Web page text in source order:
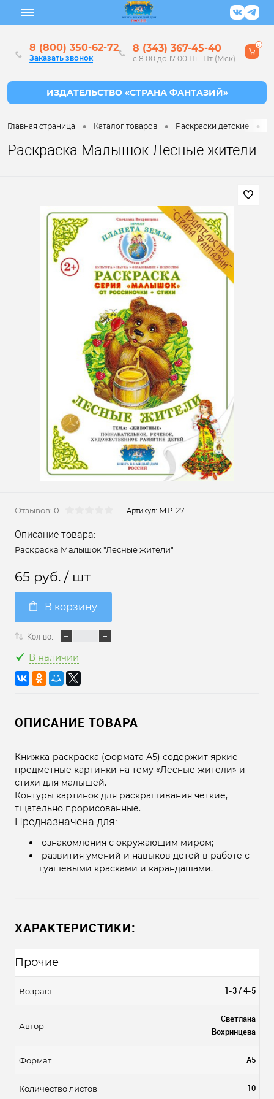
8 (800) 350-62-72
Заказать звонок
8 (343) 367-45-40
с 8:00 до 17:00 Пн-Пт (Мск)
0
Главная страница • Каталог товаров • Раскраски детские •
Раскраска Малышок Лесные жители
Отзывов: 0 Артикул: МР-27
Описание товара:
Раскраска Малышок "Лесные жители"
65 руб. / шт
В корзину
Кол-во:
В наличии
ОПИСАНИЕ ТОВАРА
Книжка-раскраска (формата А5) содержит яркие
предметные картинки на тему «Лесные жители» и
стихи для малышей.
Контуры картинок для раскрашивания чёткие,
тщательно прорисованные.
Предназначена для:
ознакомления с окружающим миром;
развития умений и навыков детей в работе с
гуашевыми красками и карандашами.
ХАРАКТЕРИСТИКИ:
Прочие
Возраст 1-3 / 4-5
Автор
Светлана
Вохринцева
Формат А5
Количество листов 10